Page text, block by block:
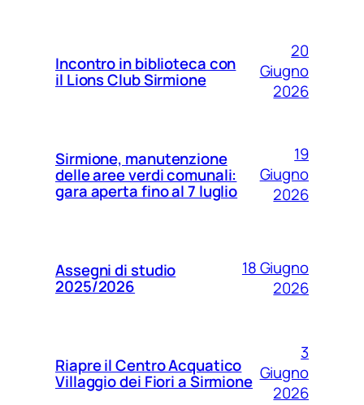
Incontro in biblioteca con
il Lions Club Sirmione
20
Giugno
2026
Sirmione, manutenzione
delle aree verdi comunali:
gara aperta fino al 7 luglio
19
Giugno
2026
Assegni di studio
2025/2026
18 Giugno
2026
Riapre il Centro Acquatico
Villaggio dei Fiori a Sirmione
3
Giugno
2026